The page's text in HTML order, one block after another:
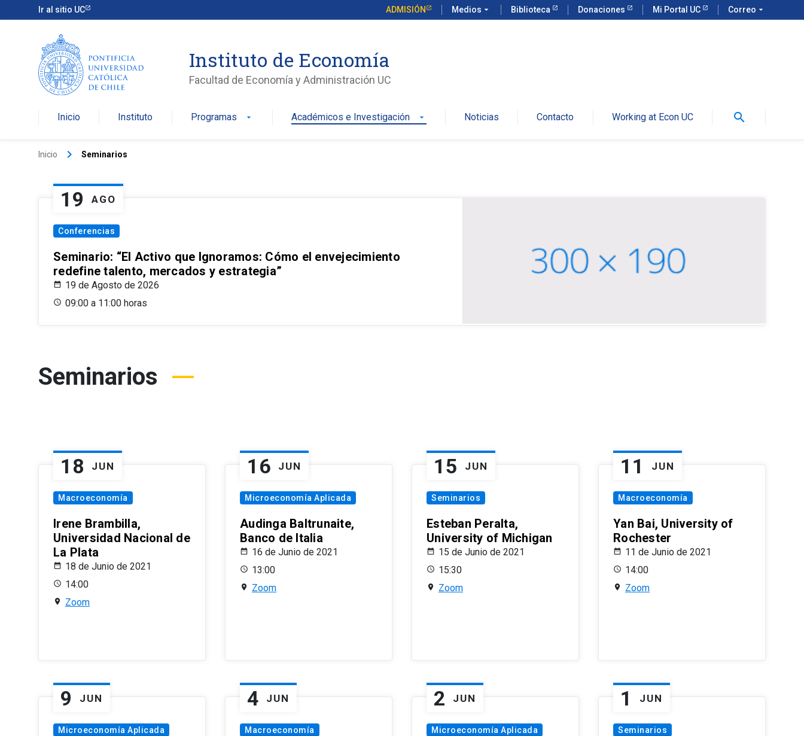
Ir al sitio UC ADMISIÓN Medios arrow_drop_down Biblioteca Donaciones Mi Portal UC Correo arrow_drop_down
Instituto de Economía
Facultad de Economía y Administración UC
Inicio Instituto Programas arrow_drop_down Académicos e Investigación arrow_drop_down Noticias Contacto Working at Econ UC search
Inicio keyboard_arrow_right Seminarios
19 AGO
Conferencias
Seminario: “El Activo que Ignoramos: Cómo el envejecimiento
redefine talento, mercados y estrategia”
19 de Agosto de 2026
09:00 a 11:00 horas
Seminarios
18 JUN
Macroeconomía
Irene Brambilla,
Universidad Nacional de
La Plata
18 de Junio de 2021
14:00
Zoom
16 JUN
Microeconomía Aplicada
Audinga Baltrunaite,
Banco de Italia
16 de Junio de 2021
13:00
Zoom
15 JUN
Seminarios
Esteban Peralta,
University of Michigan
15 de Junio de 2021
15:30
Zoom
11 JUN
Macroeconomía
Yan Bai, University of
Rochester
11 de Junio de 2021
14:00
Zoom
9 JUN
Microeconomía Aplicada
4 JUN
Macroeconomía
2 JUN
Microeconomía Aplicada
1 JUN
Seminarios